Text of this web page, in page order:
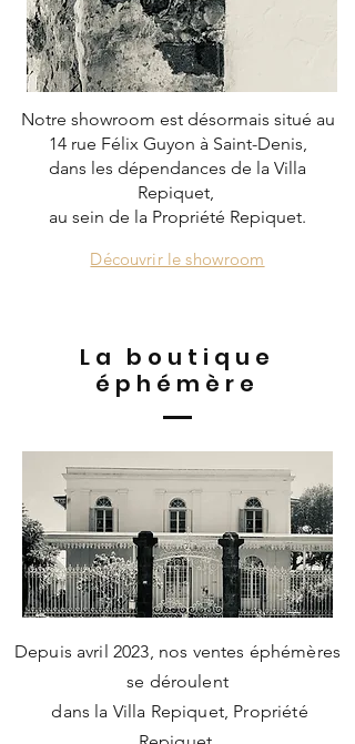
Notre showroom est désormais situé au
14 rue Félix Guyon à Saint-Denis,
dans les dépendances de la Villa
Repiquet,
au sein de la Propriété Repiquet.
Découvrir le showroom
La boutique
éphémère
Depuis avril 2023, nos ventes éphémères
se déroulent
dans la Villa Repiquet, Propriété